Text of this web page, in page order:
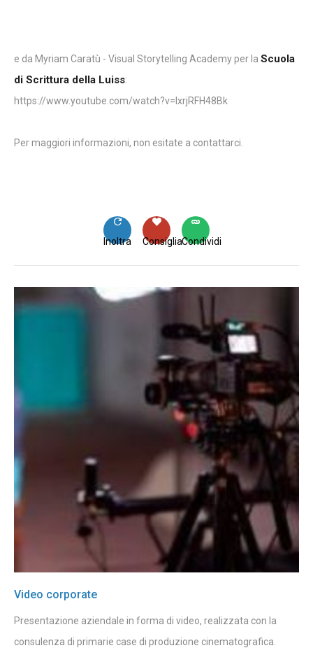
e da Myriam Caratù - Visual Storytelling Academy per la Scuola
di Scrittura della Luiss:
https://www.youtube.com/watch?v=IxrjRFH48Bk
Per maggiori informazioni, non esitate a contattarci.
Condividi
Consiglia
Inoltra
Video corporate
Presentazione aziendale in forma di video, realizzata con la
consulenza di primarie case di produzione cinematografica.